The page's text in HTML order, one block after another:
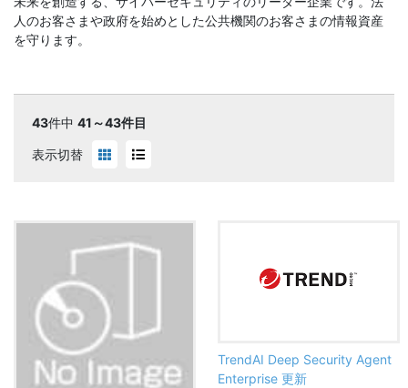
人のお客さまや政府を始めとした公共機関のお客さまの情報資産
を守ります。
43件中 41～43件目
表示切替
TrendAI Deep Security Agent
Enterprise 更新